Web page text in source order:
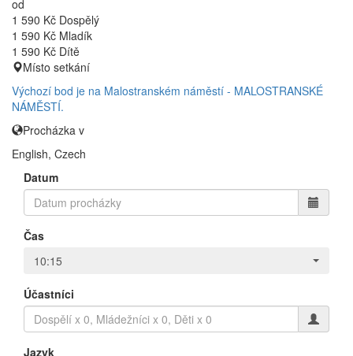
od
1 590 Kč Dospělý
1 590 Kč Mladík
1 590 Kč Dítě
Místo setkání
Výchozí bod je na Malostranském náměstí - MALOSTRANSKÉ
NÁMĚSTÍ.
Procházka v
English, Czech
Datum
Čas
10:15
Účastníci
Jazyk